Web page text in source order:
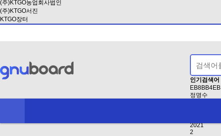
(주)KTGO농업회사법인
(주)KTGO서진
KTGO장터
인기검색어
정명수
2021
2